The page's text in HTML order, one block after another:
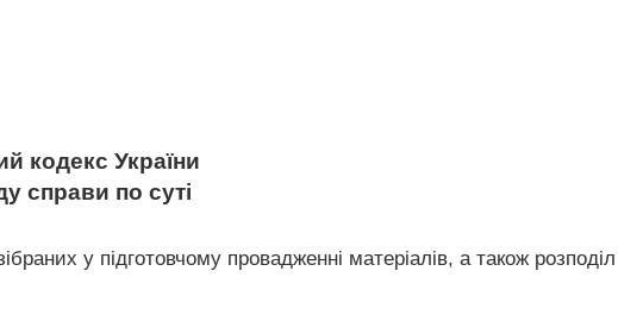
кодекс України
справи по суті
у підготовчому провадженні матеріалів, а також розподіл